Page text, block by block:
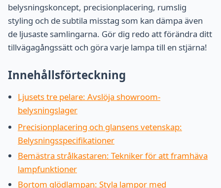
belysningskoncept, precisionplacering, rumslig
styling och de subtila misstag som kan dämpa även
de ljusaste samlingarna. Gör dig redo att förändra ditt
tillvägagångssätt och göra varje lampa till en stjärna!
Innehållsförteckning
Ljusets tre pelare: Avslöja showroom-
belysningslager
Precisionplacering och glansens vetenskap:
Belysningsspecifikationer
Bemästra strålkastaren: Tekniker för att framhäva
lampfunktioner
Bortom glödlampan: Styla lampor med